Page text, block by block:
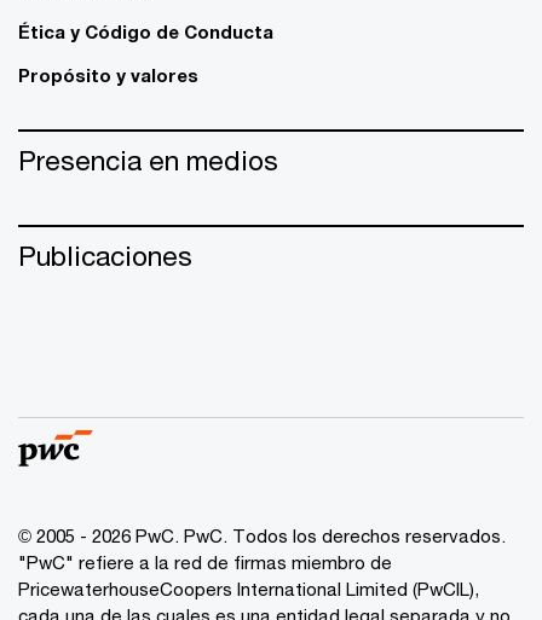
Ética y Código de Conducta
Propósito y valores
Presencia en medios
Publicaciones
© 2005 - 2026 PwC. PwC. Todos los derechos reservados.
"PwC" refiere a la red de firmas miembro de
PricewaterhouseCoopers International Limited (PwCIL),
cada una de las cuales es una entidad legal separada y no